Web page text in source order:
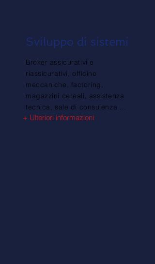
Sviluppo di sistemi
Broker assicurativi e
riassicurativi, officine
meccaniche, factoring,
magazzini cereali, assistenza
tecnica, sale di consulenza ...
+ Ulteriori informazioni